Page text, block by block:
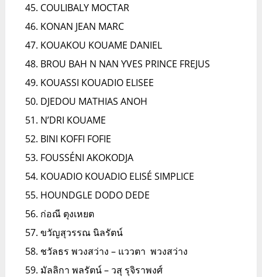
COULIBALY MOCTAR
KONAN JEAN MARC
KOUAKOU KOUAME DANIEL
BROU BAH N NAN YVES PRINCE FREJUS
KOUASSI KOUADIO ELISEE
DJEDOU MATHIAS ANOH
N’DRI KOUAME
BINI KOFFI FOFIE
FOUSSÉNI AKOKODJA
KOUADIO KOUADIO ELISÉ SIMPLICE
HOUNDGLE DODO DEDE
ก่อณี ตุงเหยต
ขวัญสุวรรณ นิลรัตน์
ชวัลธร พวงสว่าง – แววตา พวงสว่าง
มัลลิกา พลรัตน์ – วสุ รุจิราพงศ์